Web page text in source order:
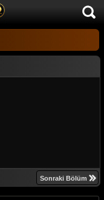
Sonraki Bölüm